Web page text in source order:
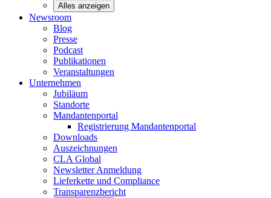
Alles anzeigen
Newsroom
Blog
Presse
Podcast
Publikationen
Veranstaltungen
Unternehmen
Jubiläum
Standorte
Mandantenportal
Registrierung Mandantenportal
Downloads
Auszeichnungen
CLAGlobal
NewsletterAnmeldung
Lieferkette und Compliance
Transparenzbericht